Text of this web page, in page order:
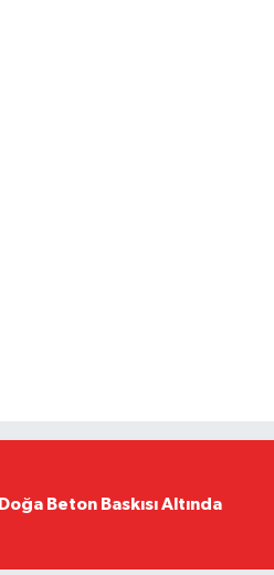
Doğa Beton Baskısı Altında